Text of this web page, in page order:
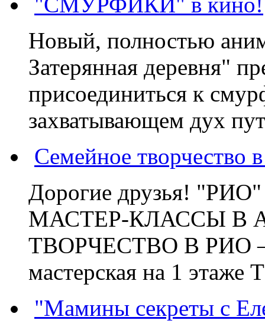
Новый, полностью
Затерянная деревня"
присоединиться к
захватывающем дух
Семейное творчество
Дорогие друзья!
МАСТЕР-КЛАССЫ В
ТВОРЧЕСТВО В РИО –
мастерская на 1
"Мамины секреты с